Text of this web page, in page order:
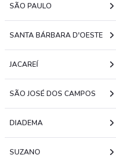
SÃO PAULO
SANTA BÁRBARA D'OESTE
JACAREÍ
SÃO JOSÉ DOS CAMPOS
DIADEMA
SUZANO